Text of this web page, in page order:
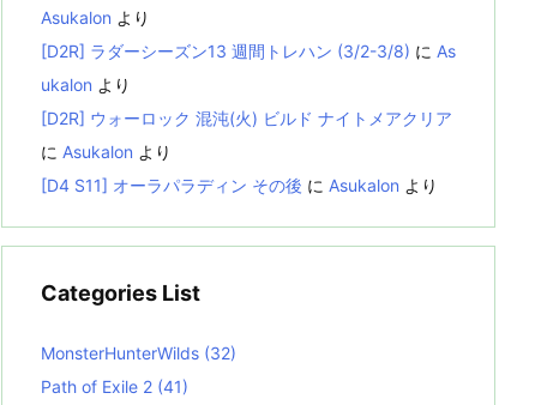
Asukalon より
[D2R] ラダーシーズン13 週間トレハン (3/2-3/8) に As
ukalon より
[D2R] ウォーロック 混沌(火) ビルド ナイトメアクリア
に Asukalon より
[D4 S11] オーラパラディン その後 に Asukalon より
Categories List
MonsterHunterWilds (32)
Path of Exile 2 (41)